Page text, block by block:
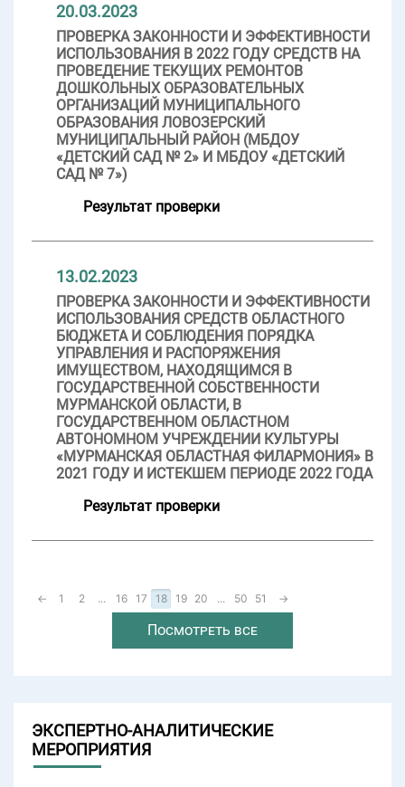
20.03.2023
ПРОВЕРКА ЗАКОННОСТИ И ЭФФЕКТИВНОСТИ
ИСПОЛЬЗОВАНИЯ В 2022 ГОДУ СРЕДСТВ НА
ПРОВЕДЕНИЕ ТЕКУЩИХ РЕМОНТОВ
ДОШКОЛЬНЫХ ОБРАЗОВАТЕЛЬНЫХ
ОРГАНИЗАЦИЙ МУНИЦИПАЛЬНОГО
ОБРАЗОВАНИЯ ЛОВОЗЕРСКИЙ
МУНИЦИПАЛЬНЫЙ РАЙОН (МБДОУ
«ДЕТСКИЙ САД № 2» И МБДОУ «ДЕТСКИЙ
САД № 7»)
Результат проверки
13.02.2023
ПРОВЕРКА ЗАКОННОСТИ И ЭФФЕКТИВНОСТИ
ИСПОЛЬЗОВАНИЯ СРЕДСТВ ОБЛАСТНОГО
БЮДЖЕТА И СОБЛЮДЕНИЯ ПОРЯДКА
УПРАВЛЕНИЯ И РАСПОРЯЖЕНИЯ
ИМУЩЕСТВОМ, НАХОДЯЩИМСЯ В
ГОСУДАРСТВЕННОЙ СОБСТВЕННОСТИ
МУРМАНСКОЙ ОБЛАСТИ, В
ГОСУДАРСТВЕННОМ ОБЛАСТНОМ
АВТОНОМНОМ УЧРЕЖДЕНИИ КУЛЬТУРЫ
«МУРМАНСКАЯ ОБЛАСТНАЯ ФИЛАРМОНИЯ» В
2021 ГОДУ И ИСТЕКШЕМ ПЕРИОДЕ 2022 ГОДА
Результат проверки
← 1 2 ... 16 17 18 19 20 ... 50 51 →
Посмотреть все
ЭКСПЕРТНО-АНАЛИТИЧЕСКИЕ
МЕРОПРИЯТИЯ